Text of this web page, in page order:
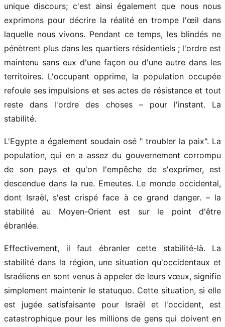
unique discours; c'est ainsi également que nous nous
exprimons pour décrire la réalité en trompe l'œil dans
laquelle nous vivons. Pendant ce temps, les blindés ne
pénètrent plus dans les quartiers résidentiels ; l'ordre est
maintenu sans eux d'une façon ou d'une autre dans les
territoires. L'occupant opprime, la population occupée
refoule ses impulsions et ses actes de résistance et tout
reste dans l'ordre des choses – pour l'instant. La
stabilité.
L'Egypte a également soudain osé " troubler la paix". La
population, qui en a assez du gouvernement corrompu
de son pays et qu'on l'empêche de s'exprimer, est
descendue dans la rue. Emeutes. Le monde occidental,
dont Israël, s'est crispé face à ce grand danger. – la
stabilité au Moyen-Orient est sur le point d'être
ébranlée.
Effectivement, il faut ébranler cette stabilité-là. La
stabilité dans la région, une situation qu'occidentaux et
Israéliens en sont venus à appeler de leurs vœux, signifie
simplement maintenir le statuquo. Cette situation, si elle
est jugée satisfaisante pour Israël et l'occident, est
catastrophique pour les millions de gens qui doivent en